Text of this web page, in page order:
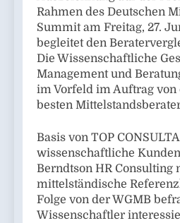
Rahmen des Deutschen
Summit am Freitag, 27.
begleitet den
Die Wissenschaftliche
Management und
im Vorfeld im Auftrag
besten
Basis von TOP
wissenschaftliche
Berndtson HR Consulting
mittelständische
Folge von der WGMB
Wissenschaftler